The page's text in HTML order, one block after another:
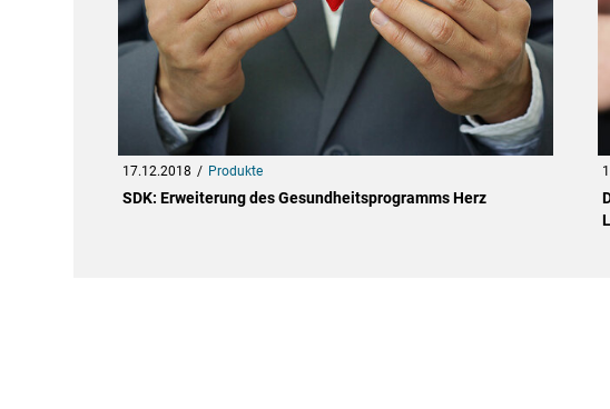
17.12.2018 Produkte
SDK: Erweiterung des Gesundheitsprogramms Herz